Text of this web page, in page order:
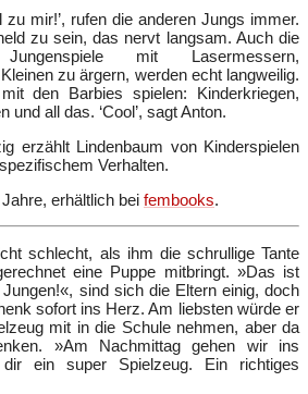
zu mir!’, rufen die anderen Jungs immer.
zu sein, das nervt langsam. Auch die
Jungenspiele mit Lasermessern,
zu ärgern, werden echt langweilig.
den Barbies spielen: Kinderkriegen,
und all das. ‘Cool’, sagt Anton.
erzählt Lindenbaum von Kinderspielen
Verhalten.
erhältlich bei fembooks.
schlecht, als ihm die schrullige Tante
eine Puppe mitbringt. »Das ist
sind sich die Eltern einig, doch
sofort ins Herz. Am liebsten würde er
mit in die Schule nehmen, aber da
»Am Nachmittag gehen wir ins
ein super Spielzeug. Ein richtiges